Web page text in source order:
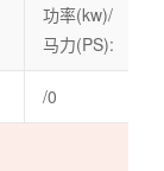
功率(kw)/
马力(PS):
/0